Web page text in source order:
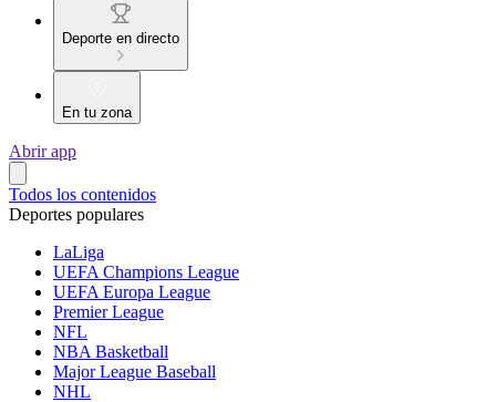
Deporte en directo
En tu zona
Abrir app
Todos los contenidos
Deportes populares
LaLiga
UEFA Champions League
UEFA Europa League
Premier League
NFL
NBA Basketball
Major League Baseball
NHL